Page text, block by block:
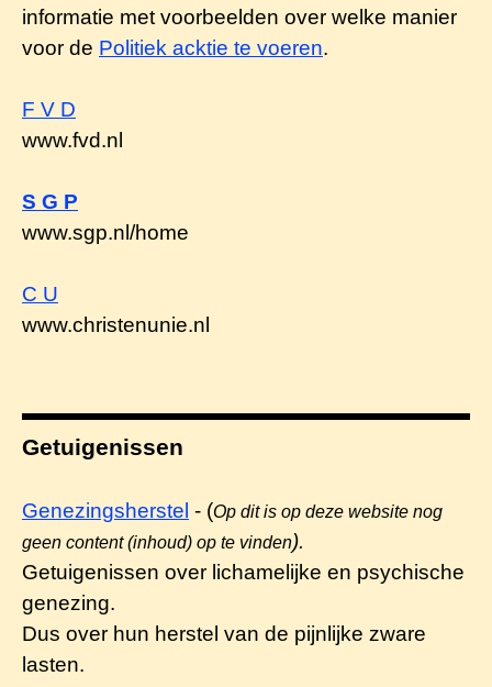
informatie met voorbeelden over welke manier
voor de Politiek acktie te voeren.
F V D
www.fvd.nl
S G P
www.sgp.nl/home
C U
www.christenunie.nl
Getuigenissen
Genezingsherstel - (Op dit is op deze website nog
geen content (inhoud) op te vinden).
Getuigenissen over lichamelijke en psychische
genezing.
Dus over hun herstel van de pijnlijke zware
lasten.